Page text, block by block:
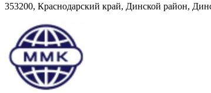
353200, Краснодарский край, Динской район,